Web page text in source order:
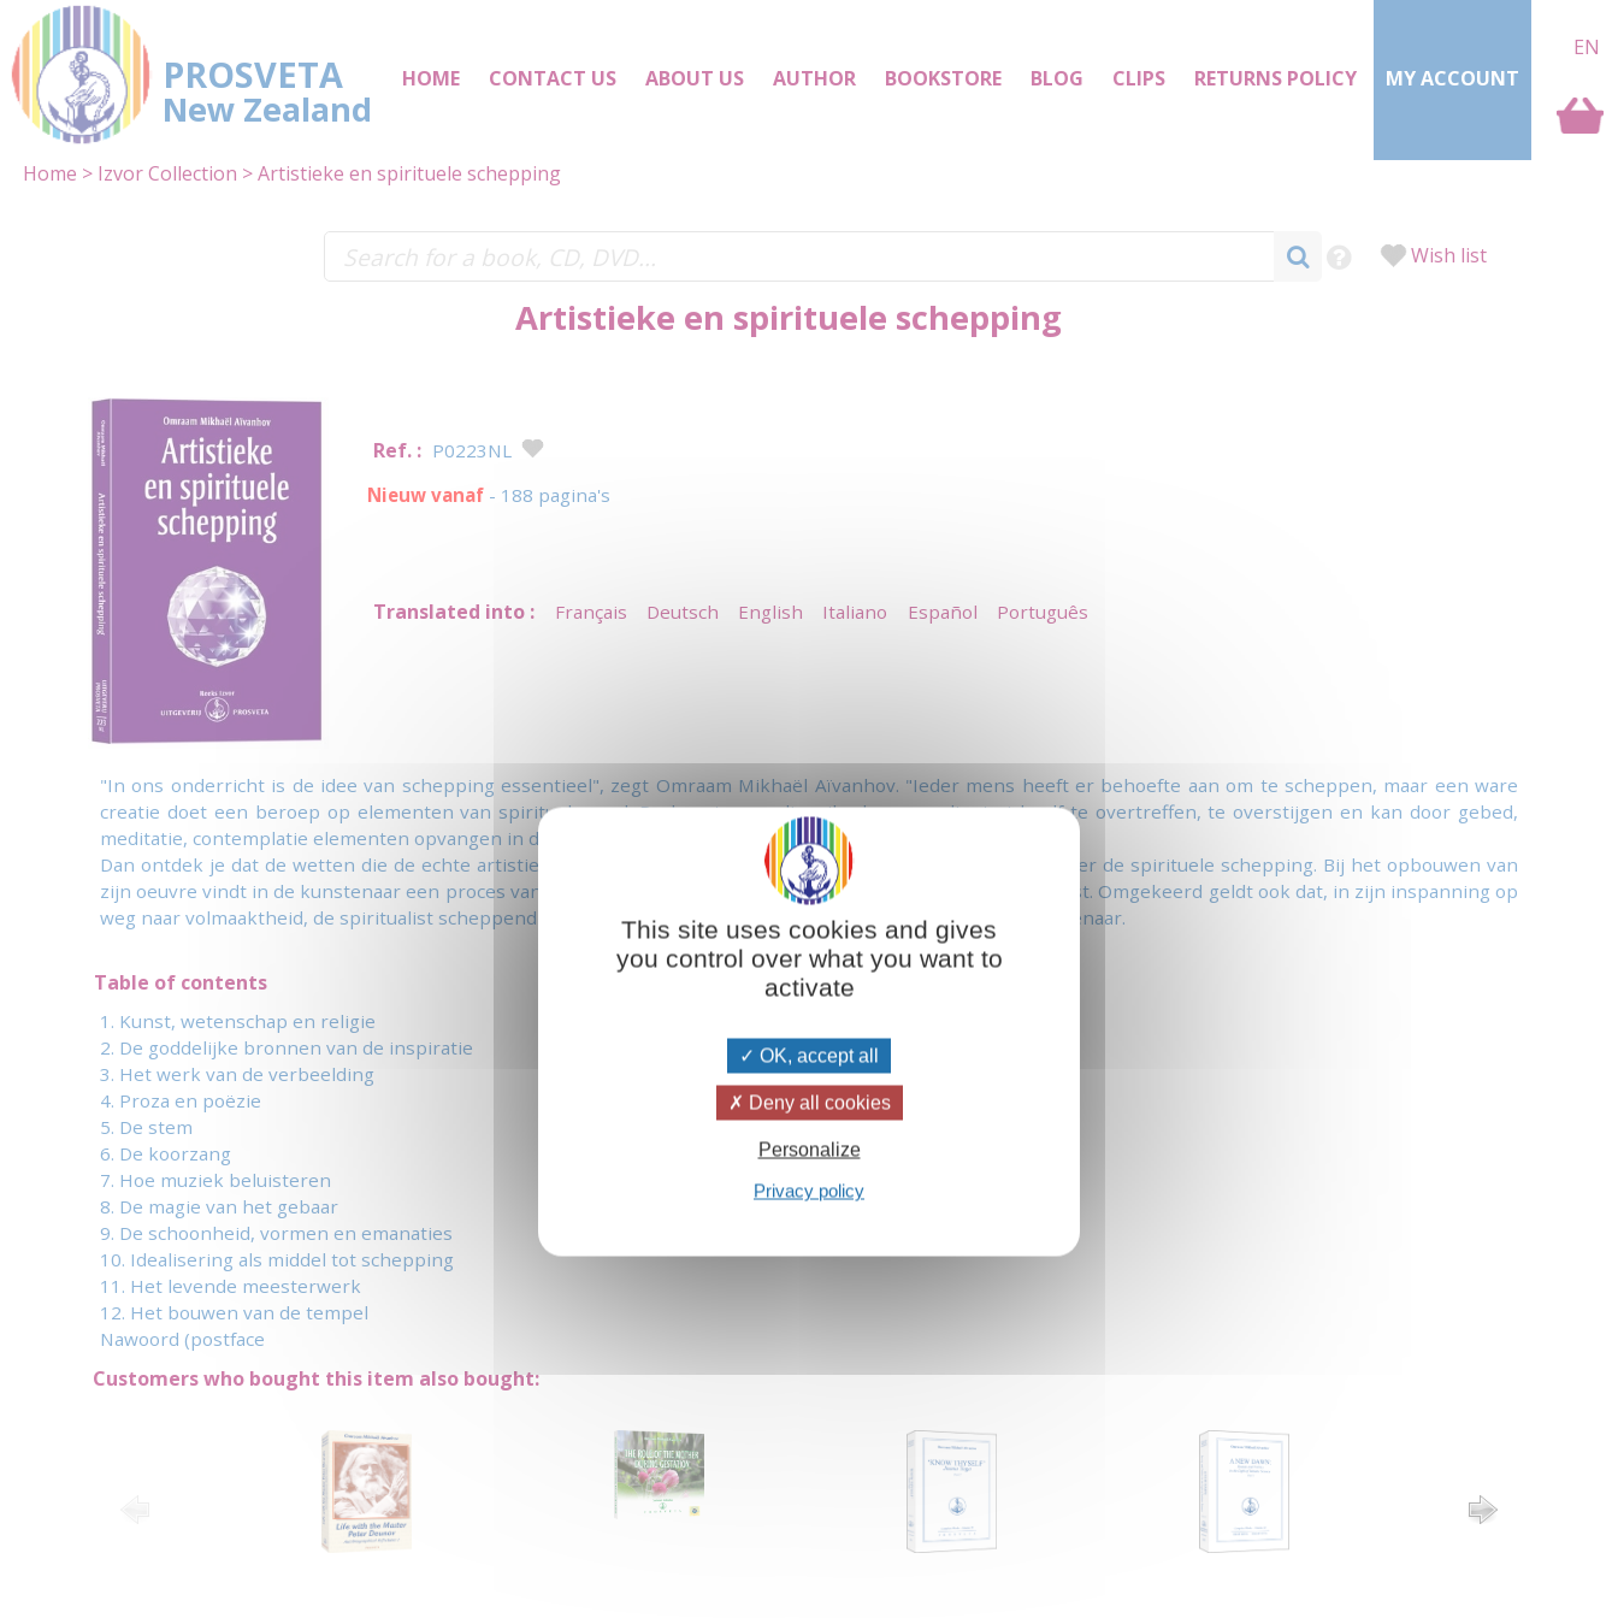
PROSVETA
New Zealand
HOME CONTACT US ABOUT US AUTHOR BOOKSTORE BLOG CLIPS RETURNS POLICY MY ACCOUNT
EN
Home Izvor Collection Artistieke en spirituele schepping
Wish list
Artistieke en spirituele schepping
Ref. : P0223NL
Nieuw vanaf - 188 pagina's
Translated into : Français Deutsch English Italiano Español Português
"In ons onderricht is de idee van schepping essentieel", zegt Omraam Mikhaël Aïvanhov. "Ieder mens heeft er behoefte aan om te scheppen, maar een ware
creatie doet een beroep op elementen van spirituele aard. De kunstenaar die wil scheppen, dient zichzelf te overtreffen, te overstijgen en kan door gebed,
meditatie, contemplatie elementen opvangen in de hogere gebieden."
Dan ontdek je dat de wetten die de echte artistieke schepping bepalen, geen andere zijn dan de wetten achter de spirituele schepping. Bij het opbouwen van
zijn oeuvre vindt in de kunstenaar een proces van innerlijke vernieuwing plaats, gelijk aan dat van de spiritualist. Omgekeerd geldt ook dat, in zijn inspanning op
weg naar volmaaktheid, de spiritualist scheppend aan zichzelf werkt, vergelijkbaar met de arbeid van de kunstenaar.
Table of contents
1. Kunst, wetenschap en religie
2. De goddelijke bronnen van de inspiratie
3. Het werk van de verbeelding
4. Proza en poëzie
5. De stem
6. De koorzang
7. Hoe muziek beluisteren
8. De magie van het gebaar
9. De schoonheid, vormen en emanaties
10. Idealisering als middel tot schepping
11. Het levende meesterwerk
12. Het bouwen van de tempel
Nawoord (postface
Customers who bought this item also bought:
This site uses cookies and gives
you control over what you want to
activate
OK, accept all
Deny all cookies
Personalize
Privacy policy